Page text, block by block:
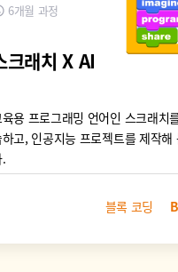
6개월 과정
크래치 X AI
육용 프로그래밍 언어인 스크래치
고, 인공지능 프로젝트를 제작해
.
블록 코딩